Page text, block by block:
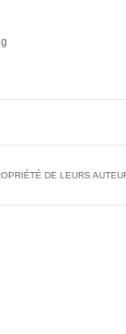
DE LEURS